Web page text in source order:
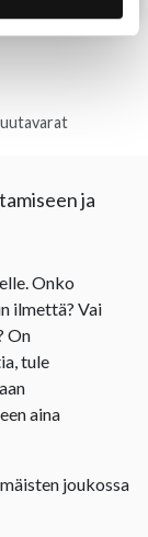
ja
Onko
ilmettä? Vai
On
tule
aina
joukossa